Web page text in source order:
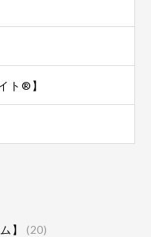
ト®】
】 (20)